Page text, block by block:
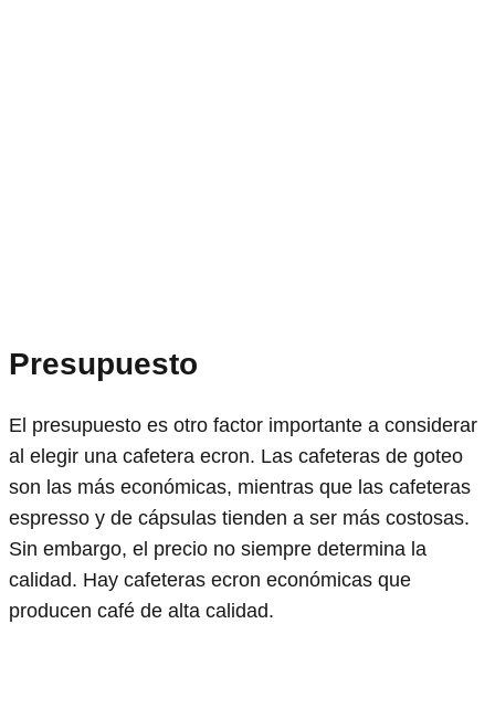
Presupuesto
El presupuesto es otro factor importante a considerar
al elegir una cafetera ecron. Las cafeteras de goteo
son las más económicas, mientras que las cafeteras
espresso y de cápsulas tienden a ser más costosas.
Sin embargo, el precio no siempre determina la
calidad. Hay cafeteras ecron económicas que
producen café de alta calidad.